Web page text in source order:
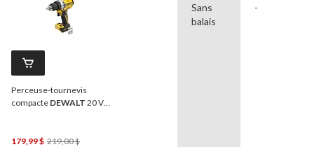
Perceuse-tournevis
compacte DEWALT 20 V
179,99 $ 219,00 $Prix
Sans
balais
-